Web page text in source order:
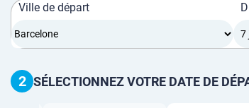
Ville de départ
2 SÉLECTIONNEZ VOTRE DATE DE